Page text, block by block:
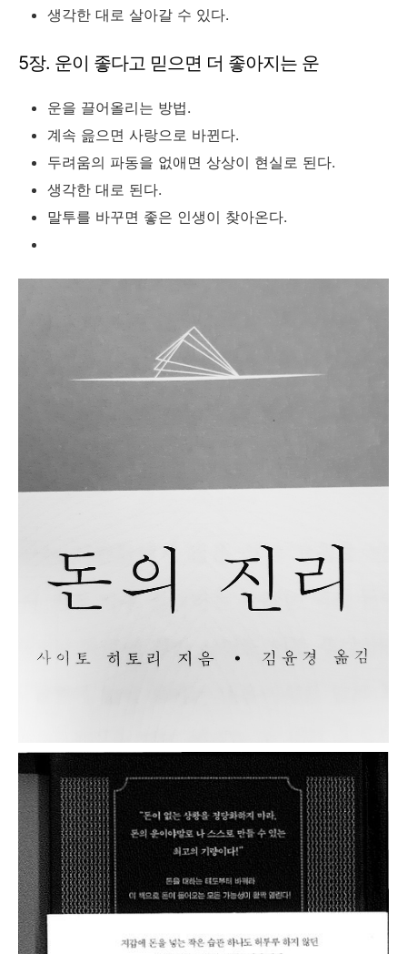
생각한 대로 살아갈 수 있다.
5장. 운이 좋다고 믿으면 더 좋아지는 운
운을 끌어올리는 방법.
계속 읊으면 사랑으로 바뀐다.
두려움의 파동을 없애면 상상이 현실로 된다.
생각한 대로 된다.
말투를 바꾸면 좋은 인생이 찾아온다.